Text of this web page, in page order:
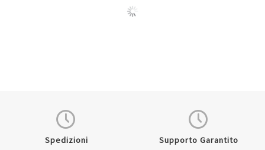
Spedizioni Supporto Garantito